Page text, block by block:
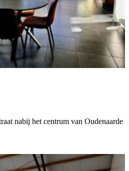
nabij het centrum van Oudenaarde